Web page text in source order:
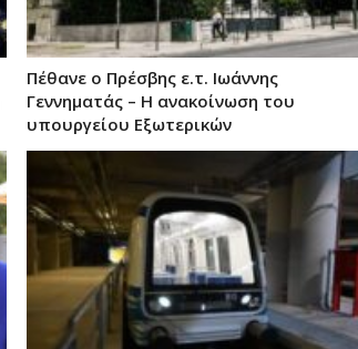
Πέθανε ο Πρέσβης ε.τ. Ιωάννης
Γεννηματάς – Η ανακοίνωση του
υπουργείου Εξωτερικών